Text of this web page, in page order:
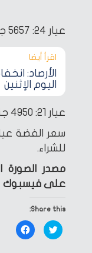
عيار 24: 5657 جنيهًا للبيع – 5622 جنيهًا للشراء.
اقرأ أيضا‎
الأرصاد:
اليوم الإثنين
عيار 21: 4950 جنيهًا للبيع – 4920 جنيهًا للشراء.
للشراء.
على فيسبوك
Share this:
Click
to
share
Click
to